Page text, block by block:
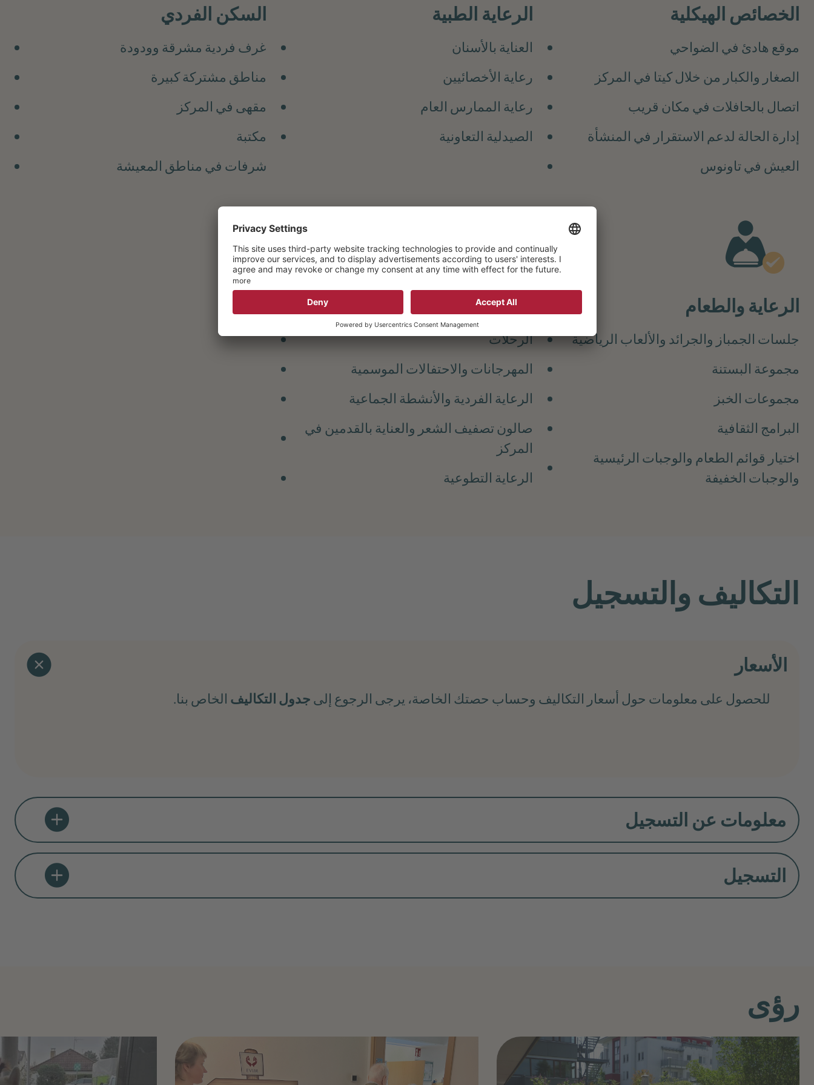
الخصائص الهيكلية
موقع هادئ في الضواحي
الصغار والكبار من خلال كيتا في المركز
اتصال بالحافلات في مكان قريب
إدارة الحالة لدعم الاستقرار في المنشأة
العيش في تاونوس
الرعاية الطبية
العناية بالأسنان
رعاية الأخصائيين
رعاية الممارس العام
الصيدلية التعاونية
السكن الفردي
غرف فردية مشرقة وودودة
مناطق مشتركة كبيرة
مقهى في المركز
مكتبة
شرفات في مناطق المعيشة
الرعاية والطعام
جلسات الجمباز والجرائد والألعاب الرياضية
مجموعة البستنة
مجموعات الخبز
البرامج الثقافية
اختيار قوائم الطعام والوجبات الرئيسية
والوجبات الخفيفة
الأنشطة المشتركة
الرحلات
المهرجانات والاحتفالات الموسمية
الرعاية الفردية والأنشطة الجماعية
صالون تصفيف الشعر والعناية بالقدمين في
المركز
الرعاية التطوعية
التكاليف والتسجيل
الأسعار
للحصول على معلومات حول أسعار التكاليف وحساب حصتك الخاصة، يرجى الرجوع إلى جدول التكاليف الخاص بنا.
معلومات عن التسجيل
التسجيل
رؤى